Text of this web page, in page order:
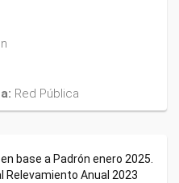
Red Pública
base a Padrón enero 2025.
Relevamiento Anual 2023